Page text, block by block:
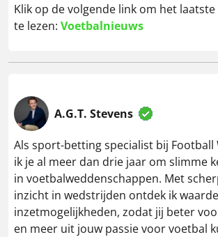
Klik op de volgende link om het
te lezen: Voetbalnieuws
A.G.T. Stevens
Als sport-betting specialist bij Football
ik je al meer dan drie jaar om slimme
in voetbalweddenschappen. Met
inzicht in wedstrijden ontdek ik
inzetmogelijkheden, zodat jij beter
en meer uit jouw passie voor voetbal